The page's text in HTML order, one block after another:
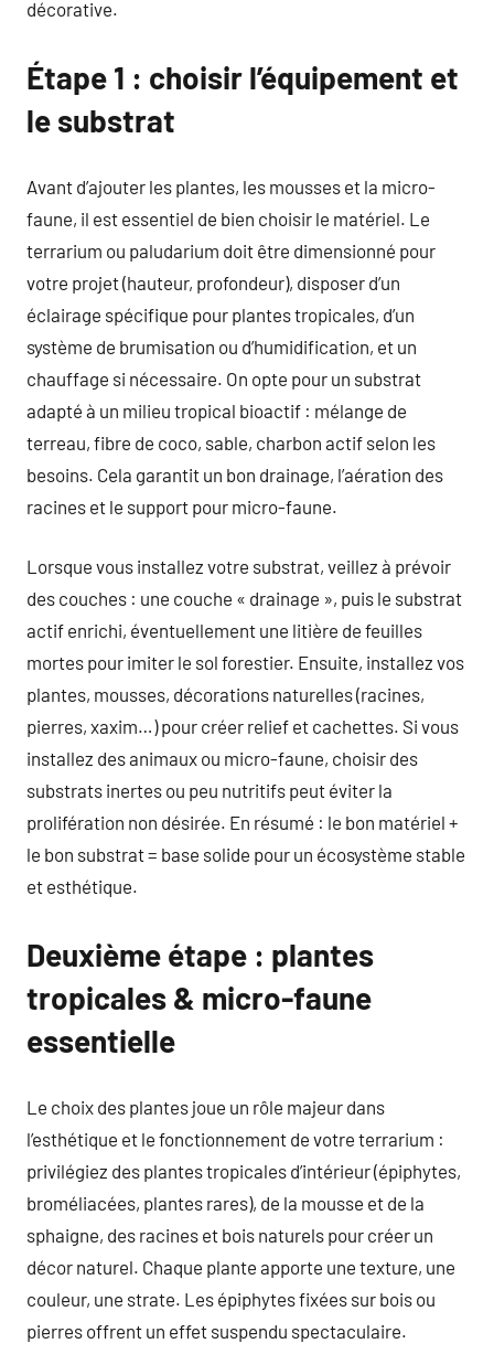
décorative.
Étape 1 : choisir l’équipement et
le substrat
Avant d’ajouter les plantes, les mousses et la micro-
faune, il est essentiel de bien choisir le matériel. Le
terrarium ou paludarium doit être dimensionné pour
votre projet (hauteur, profondeur), disposer d’un
éclairage spécifique pour plantes tropicales, d’un
système de brumisation ou d’humidification, et un
chauffage si nécessaire. On opte pour un substrat
adapté à un milieu tropical bioactif : mélange de
terreau, fibre de coco, sable, charbon actif selon les
besoins. Cela garantit un bon drainage, l’aération des
racines et le support pour micro-faune.
Lorsque vous installez votre substrat, veillez à prévoir
des couches : une couche « drainage », puis le substrat
actif enrichi, éventuellement une litière de feuilles
mortes pour imiter le sol forestier. Ensuite, installez vos
plantes, mousses, décorations naturelles (racines,
pierres, xaxim…) pour créer relief et cachettes. Si vous
installez des animaux ou micro-faune, choisir des
substrats inertes ou peu nutritifs peut éviter la
prolifération non désirée. En résumé : le bon matériel +
le bon substrat = base solide pour un écosystème stable
et esthétique.
Deuxième étape : plantes
tropicales & micro-faune
essentielle
Le choix des plantes joue un rôle majeur dans
l’esthétique et le fonctionnement de votre terrarium :
privilégiez des plantes tropicales d’intérieur (épiphytes,
broméliacées, plantes rares), de la mousse et de la
sphaigne, des racines et bois naturels pour créer un
décor naturel. Chaque plante apporte une texture, une
couleur, une strate. Les épiphytes fixées sur bois ou
pierres offrent un effet suspendu spectaculaire.